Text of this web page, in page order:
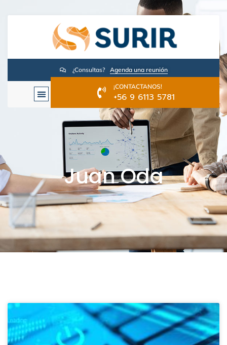
¿Consultas? Agenda una reunión
¡CONTACTANOS!
+56 9 6113 5781
Juan Oda